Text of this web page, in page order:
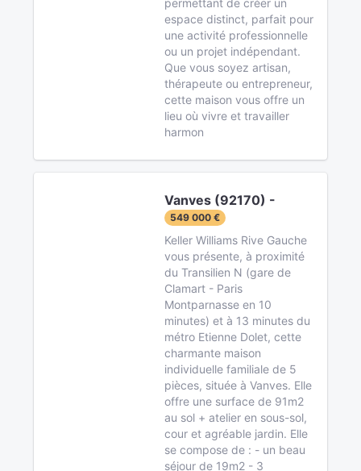
permettant de créer un
espace distinct, parfait pour
une activité professionnelle
ou un projet indépendant.
Que vous soyez artisan,
thérapeute ou entrepreneur,
cette maison vous offre un
lieu où vivre et travailler
harmon
Vanves (92170) -
549 000 €
Keller Williams Rive Gauche
vous présente, à proximité
du Transilien N (gare de
Clamart - Paris
Montparnasse en 10
minutes) et à 13 minutes du
métro Etienne Dolet, cette
charmante maison
individuelle familiale de 5
pièces, située à Vanves. Elle
offre une surface de 91m2
au sol + atelier en sous-sol,
cour et agréable jardin. Elle
se compose de : - un beau
séjour de 19m2 - 3